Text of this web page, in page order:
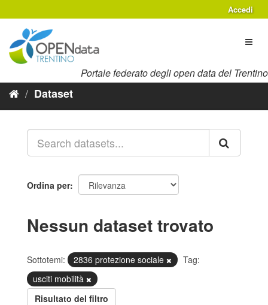
al
contenuto
Accedi
Portale federato degli open data del Trentino
Dataset
Ordina per
Nessun dataset trovato
Sottotemi: 2836 protezione sociale
Tag:
usciti mobilità
Risultato del filtro